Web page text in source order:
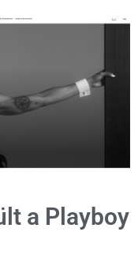
a Playboy